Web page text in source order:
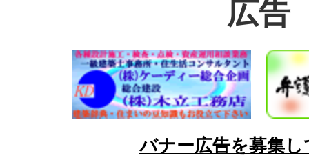
広告
バナー広告を募集